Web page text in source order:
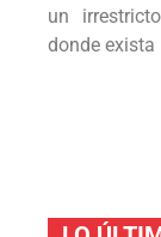
un
donde exista